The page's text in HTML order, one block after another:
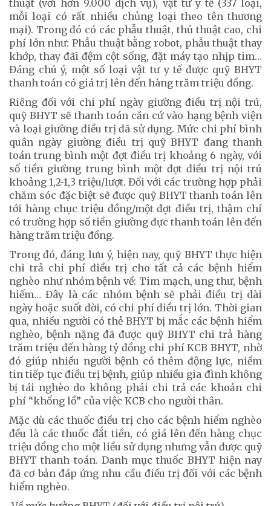
thuật (với hơn 9.000 dịch vụ), vật tư y tế (337 loại,
mỗi loại có rất nhiều chủng loại theo tên thương
mại). Trong đó có các phẫu thuật, thủ thuật cao, chi
phí lớn như: Phẫu thuật bằng robot, phẫu thuật thay
khớp, thay đãi đệm cột sống, đặt máy tạo nhịp tim…
Đáng chú ý, một số loại vật tư y tế được quỹ BHYT
thanh toán có giá trị lên đến hàng trăm triệu đồng.
Riêng đối với chi phí ngày giường điều trị nội trú,
quỹ BHYT sẽ thanh toán căn cứ vào hạng bệnh viện
và loại giường điều trị đã sử dụng. Mức chi phí bình
quân ngày giường điều trị quỹ BHYT đang thanh
toán trung bình một đợt điều trị khoảng 6 ngày, với
số tiền giường trung bình một đợt điều trị nội trú
khoảng 1,2-1,3 triệu/lượt. Đối với các trường hợp phải
chăm sóc đặc biệt sẽ được quỹ BHYT thanh toán lên
tới hàng chục triệu đồng/một đợt điều trị, thậm chí
có trường hợp số tiền giường đực thanh toán lên đến
hàng trăm triệu đồng.
Trong đó, đáng lưu ý, hiện nay, quỹ BHYT thực hiện
chi trả chi phí điều trị cho tất cả các bệnh hiểm
nghèo như nhóm bệnh về: Tim mạch, ung thư, bệnh
hiếm… Đây là các nhóm bệnh sẽ phải điều trị dài
ngày hoặc suốt đời, có chi phí điều trị lớn. Thời gian
qua, nhiều người có thẻ BHYT bị mắc các bệnh hiểm
nghèo, bệnh nặng đã được quỹ BHYT chi trả hàng
trăm triệu đến hàng tỷ đồng chi phí KCB BHYT, nhờ
đó giúp nhiều người bệnh có thêm động lực, niềm
tin tiếp tục điều trị bệnh, giúp nhiều gia đình không
bị tái nghèo do không phải chi trả các khoản chi
phí “khổng lồ” của việc KCB cho người thân.
Mặc dù các thuốc điều trị cho các bệnh hiểm nghèo
đều là các thuốc đắt tiền, có giá lên đến hàng chục
triệu đồng cho một liều sử dụng nhưng vẫn được quỹ
BHYT thanh toán. Danh mục thuốc BHYT hiện nay
đã cơ bản đáp ứng nhu cầu điều trị đối với các bệnh
hiểm nghèo.